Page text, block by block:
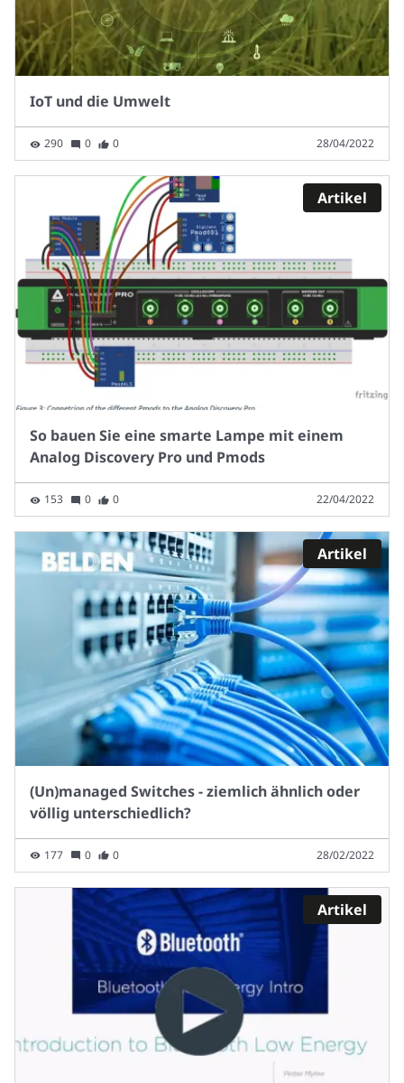
IoT und die Umwelt
290 0 0 28/04/2022
Artikel
So bauen Sie eine smarte Lampe mit einem
Analog Discovery Pro und Pmods
153 0 0 22/04/2022
Artikel
(Un)managed Switches - ziemlich ähnlich oder
völlig unterschiedlich?
177 0 0 28/02/2022
Artikel